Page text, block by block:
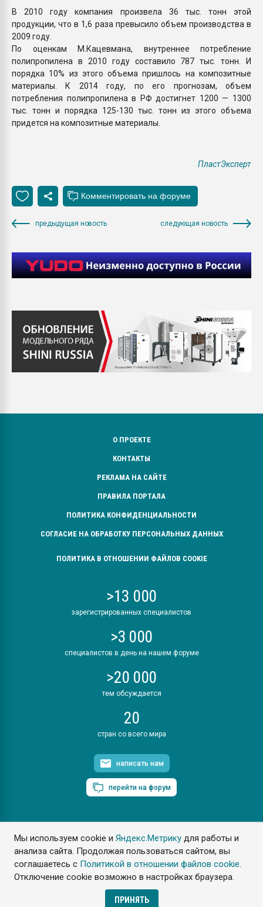
Мы используем cookie иЯндекс.Метрику для работы и
анализа сайта. Продолжая пользоваться сайтом, вы
соглашаетесь с Политикой в отношении файлов cookie.
Отключение cookie возможно в настройках браузера.
ПРИНЯТЬ
В 2010 году компания произвела 36 тыс. тонн этой
продукции, что в 1,6 раза превысило объем производства в
2009 году.
По оценкам М.Кацевмана, внутреннее потребление
полипропилена в 2010 году составило 787 тыс. тонн. И
порядка 10% из этого объема пришлось на композитные
материалы. К 2014 году, по его прогнозам, объем
потребления полипропилена в РФ достигнет 1200 — 1300
тыс. тонн и порядка 125-130 тыс. тонн из этого объема
придется на композитные материалы.
ПластЭксперт
предыдущая новость следующая новость
О ПРОЕКТЕ
КОНТАКТЫ
РЕКЛАМА НА САЙТЕ
ПРАВИЛА ПОРТАЛА
ПОЛИТИКА КОНФИДЕНЦИАЛЬНОСТИ
СОГЛАСИЕ НА ОБРАБОТКУ ПЕРСОНАЛЬНЫХ ДАННЫХ
ПОЛИТИКА В ОТНОШЕНИИ ФАЙЛОВ COOKIE
>13 000
зарегистрированных специалистов
>3 000
специалистов в день на нашем форуме
>20 000
тем обсуждается
20
стран со всего мира
написать нам
перейти на форум
ПластЭксперт © 2006. Все права защищены
Разрешается копирование материалов сайта с обязательной
ссылкой на www.e-plastic.ru
Разработка сайта